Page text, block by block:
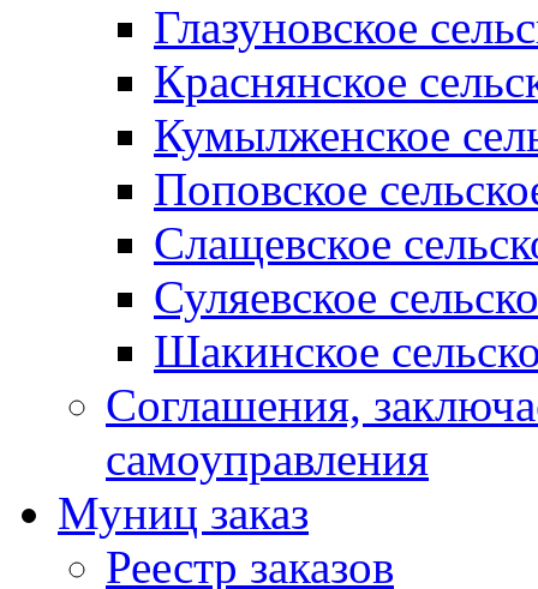
Глазуновское
Краснянское
Кумылженское
Поповское
Слащевское
Суляевское
Шакинское
Соглашения,
самоуправления
Муниц заказ
Реестр заказов